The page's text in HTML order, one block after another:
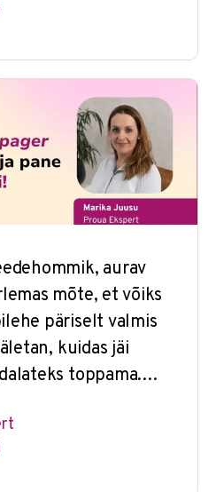
aurav
mõte, et võiks
päriselt valmis
kuidas jäi
toppama.…